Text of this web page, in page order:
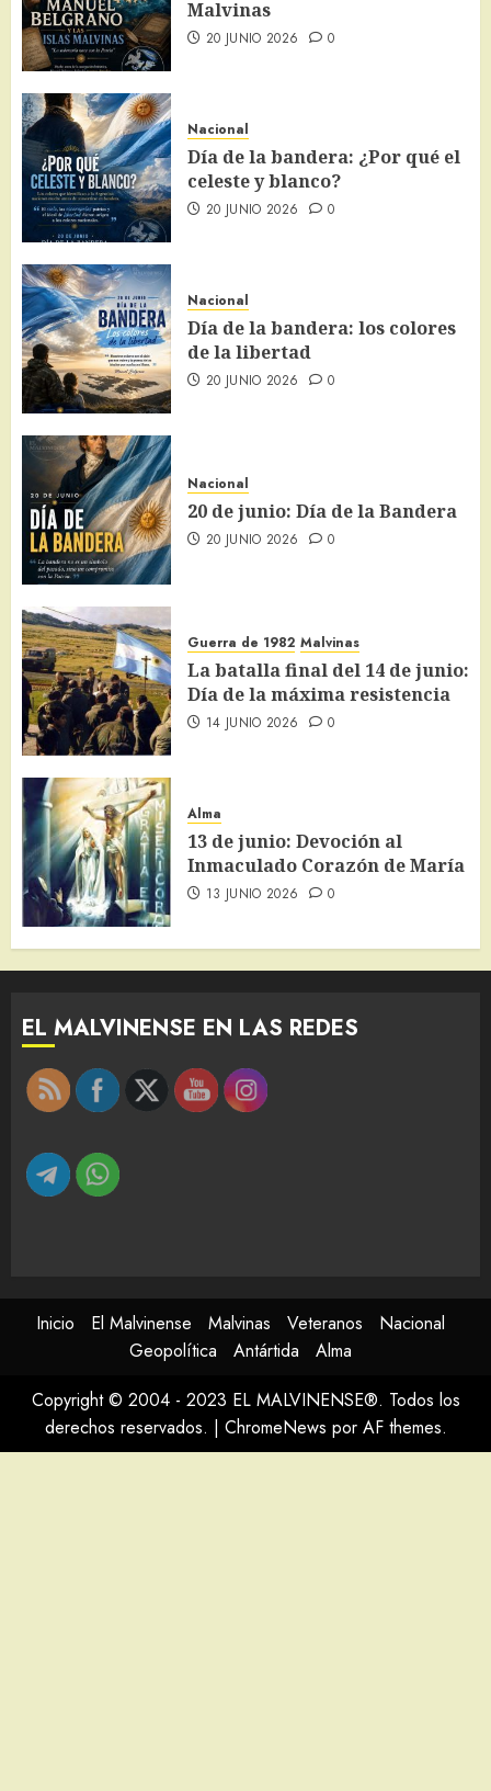
Malvinas
20 JUNIO 2026 0
Nacional
Día de la bandera: ¿Por qué el
celeste y blanco?
20 JUNIO 2026 0
Nacional
Día de la bandera: los colores
de la libertad
20 JUNIO 2026 0
Nacional
20 de junio: Día de la Bandera
20 JUNIO 2026 0
Guerra de 1982 Malvinas
La batalla final del 14 de junio:
Día de la máxima resistencia
14 JUNIO 2026 0
Alma
13 de junio: Devoción al
Inmaculado Corazón de María
13 JUNIO 2026 0
EL MALVINENSE EN LAS REDES
Inicio El Malvinense Malvinas Veteranos
Nacional
Geopolítica
Antártida
Alma
Copyright © 2004 - 2023 EL MALVINENSE®. Todos los
derechos reservados. | ChromeNews por AF themes.